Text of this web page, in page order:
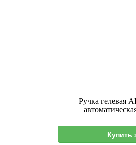
Ручка гелевая
Купить